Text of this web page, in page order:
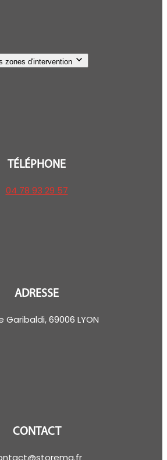
zones d'intervention
TÉLÉPHONE
04 78 93 29 57
ADRESSE
Garibaldi, 69006 LYON
CONTACT